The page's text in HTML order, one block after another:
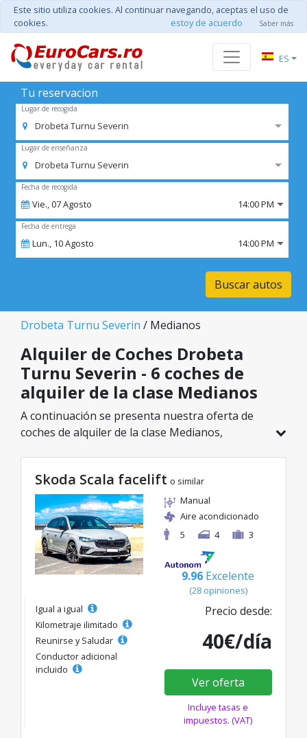
Este sitio utiliza cookies. Al continuar navegando, aceptas el uso de
cookies.
estoy de acuerdo Saber más
ES
Tu reservacion
Lugar de recogida
Drobeta Turnu Severin
Lugar de enseñanza
Drobeta Turnu Severin
Fecha de recogida
Vie.,07Agosto 14:00 PM
Fecha de entrega
Lun., 10Agosto 14:00 PM
Buscar autos
Drobeta Turnu Severin / Medianos
Alquiler de Coches Drobeta
Turnu Severin - 6 coches de
alquiler de la clase Medianos
A continuación se presenta nuestra oferta de
coches de alquiler de la clase Medianos,
elegir el modelo ideal de la categoría
seleccionada, con tarifas excelentes desde solo
40€/día.
Skoda Scala facelift o similar
Manual
Aire acondicionado
5
4 3
9.96 Excelente
(28 opiniones)
Igual a igual
Kilometraje ilimitado
Reunirse y Saludar
Conductor adicional
incluido
Precio desde:
40€/día
Ver oferta
Incluye tasas e
impuestos. (VAT)